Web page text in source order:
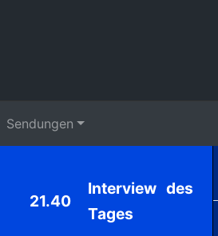
Sendungen
21.40
Interview des
Tages